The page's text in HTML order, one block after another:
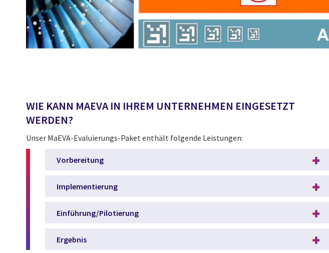
WIE KANN MAEVA IN IHREM UNTERNEHMEN EINGESETZT
WERDEN?
Unser MaEVA-Evaluierungs-Paket enthält folgende Leistungen:
Vorbereitung
Implementierung
Einführung/Pilotierung
Ergebnis